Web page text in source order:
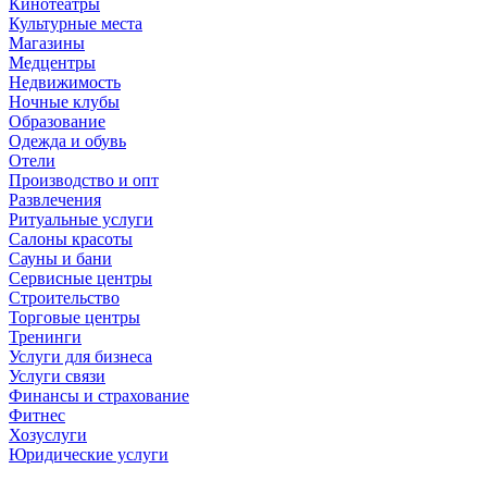
Кинотеатры
Культурные места
Магазины
Медцентры
Недвижимость
Ночные клубы
Образование
Одежда и обувь
Отели
Производство и опт
Развлечения
Ритуальные услуги
Салоны красоты
Сауны и бани
Сервисные центры
Строительство
Торговые центры
Тренинги
Услуги для бизнеса
Услуги связи
Финансы и страхование
Фитнес
Хозуслуги
Юридические услуги